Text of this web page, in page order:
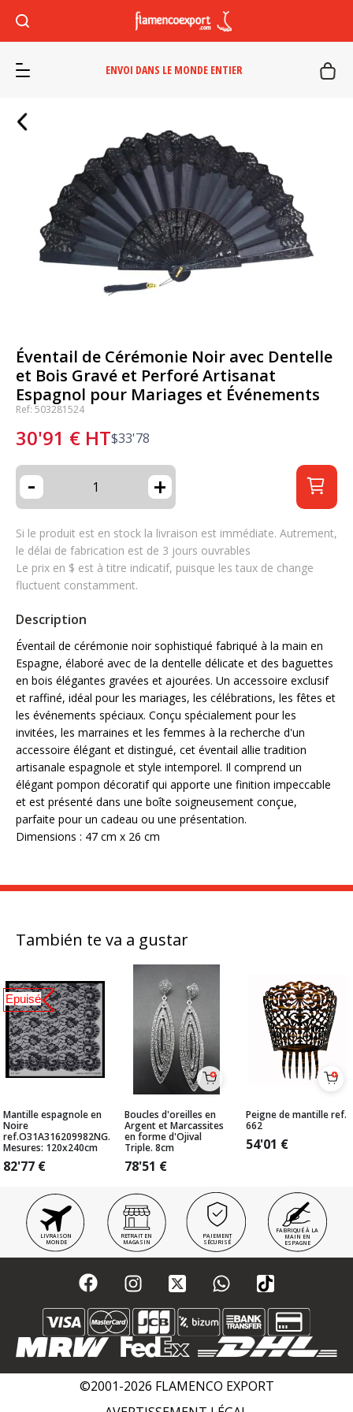
ENVOI DANS LE MONDE ENTIER
Éventail de Cérémonie Noir avec Dentelle
et Bois Gravé et Perforé Artisanat
Espagnol pour Mariages et Événements
Ref: 503281524
30'91 € HT$33'78
- +
Si le produit est en stock la livraison est immédiate. Autrement,
le délai de fabrication est de 3 jours ouvrables
Le prix en $ est à titre indicatif, puisque les taux de change
fluctuent constamment.
Description
Éventail de cérémonie noir sophistiqué fabriqué à la main en
Espagne, élaboré avec de la dentelle délicate et des baguettes
en bois élégantes gravées et ajourées. Un accessoire exclusif
et raffiné, idéal pour les mariages, les célébrations, les fêtes et
les événements spéciaux. Conçu spécialement pour les
invitées, les marraines et les femmes à la recherche d'un
accessoire élégant et distingué, cet éventail allie tradition
artisanale espagnole et style intemporel. Il comprend un
élégant pompon décoratif qui apporte une finition impeccable
et est présenté dans une boîte soigneusement conçue,
parfaite pour un cadeau ou une présentation.
Dimensions : 47 cm x 26 cm
También te va a gustar
Mantille espagnole en
Noire
ref.O31A316209982NG.
Mesures: 120x240cm
82'77 €
Epuisé
Boucles d'oreilles en
Argent et Marcassites
en forme d'Ojival
Triple. 8cm
78'51 €
Peigne de mantille ref.
662
54'01 €
LIVRAISON
MONDE
RETRAIT EN
MAGASIN
PAIEMENT
SÉCURISÉ
FABRIQUÉ À LA
MAIN EN
ESPAGNE
©2001-2026 FLAMENCO EXPORT